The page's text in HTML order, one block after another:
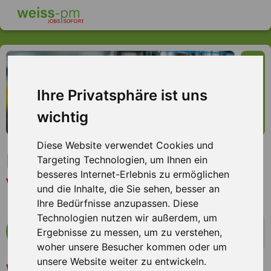
Ihre Privatsphäre ist uns
wichtig
Diese Website verwendet Cookies und
Targeting Technologien, um Ihnen ein
besseres Internet-Erlebnis zu ermöglichen
und die Inhalte, die Sie sehen, besser an
Ihre Bedürfnisse anzupassen. Diese
Technologien nutzen wir außerdem, um
Ergebnisse zu messen, um zu verstehen,
woher unsere Besucher kommen oder um
unsere Website weiter zu entwickeln.
Produktionshelfer (m/w/d)
Verpacken, Pfungstadt
mehr Infos zum Arbeitsplatz
Ein international führender Systemanbieter, spezialisiert